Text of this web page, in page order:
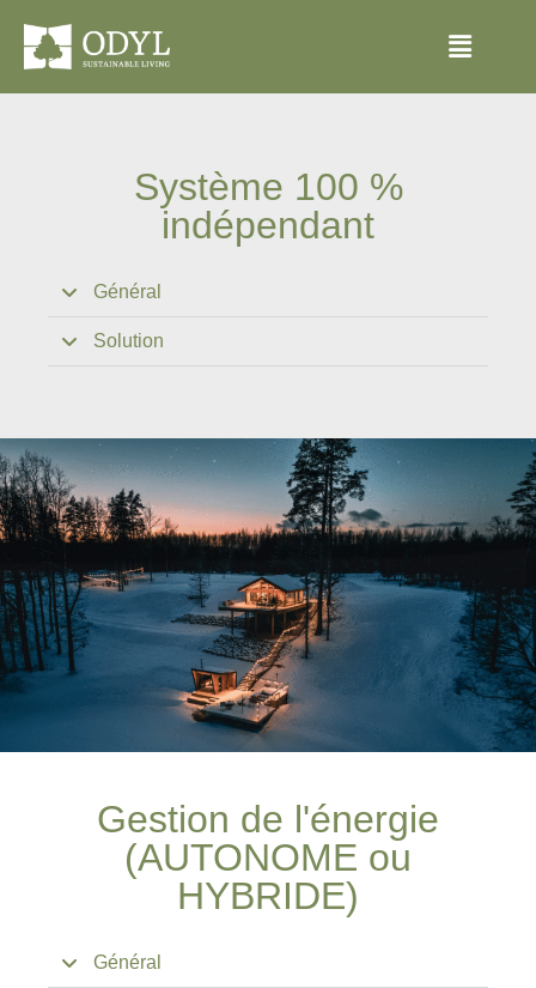
Système 100 %
indépendant
Général
Solution
Gestion de l'énergie
(AUTONOME ou
HYBRIDE)
Général